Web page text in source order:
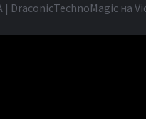
на